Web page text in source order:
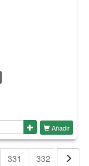
Añadir
331 332 333